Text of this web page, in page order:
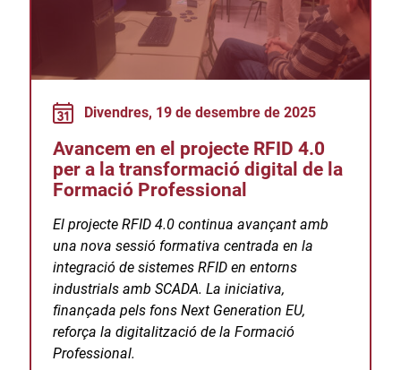
Divendres, 19 de desembre de 2025
Avancem en el projecte RFID 4.0
per a la transformació digital de la
Formació Professional
El projecte RFID 4.0 continua avançant amb
una nova sessió formativa centrada en la
integració de sistemes RFID en entorns
industrials amb SCADA. La iniciativa,
finançada pels fons Next Generation EU,
reforça la digitalització de la Formació
Professional.